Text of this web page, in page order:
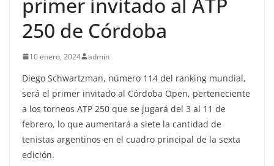
250 de Córdoba
10 enero, 2024 admin
Diego Schwartzman, número 114 del ranking mundial,
será el primer invitado al Córdoba Open, perteneciente
a los torneos ATP 250 que se jugará del 3 al 11 de
febrero, lo que aumentará a siete la cantidad de
tenistas argentinos en el cuadro principal de la sexta
edición.